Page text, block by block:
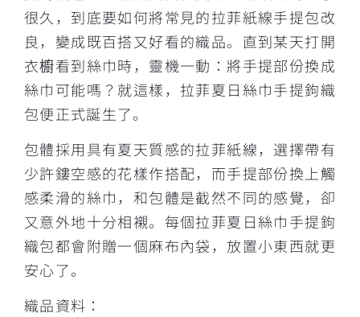
很久，到底要如何將常見的拉菲紙線手提包改
良，變成既百搭又好看的織品。直到某天打開
衣櫥看到絲巾時，靈機一動：將手提部份換成
絲巾可能嗎？就這樣，拉菲夏日絲巾手提鉤織
包便正式誕生了。
包體採用具有夏天質感的拉菲紙線，選擇帶有
少許鏤空感的花樣作搭配，而手提部份換上觸
感柔滑的絲巾，和包體是截然不同的感覺，卻
又意外地十分相襯。每個拉菲夏日絲巾手提鉤
織包都會附贈一個麻布內袋，放置小東西就更
安心了。
織品資料：